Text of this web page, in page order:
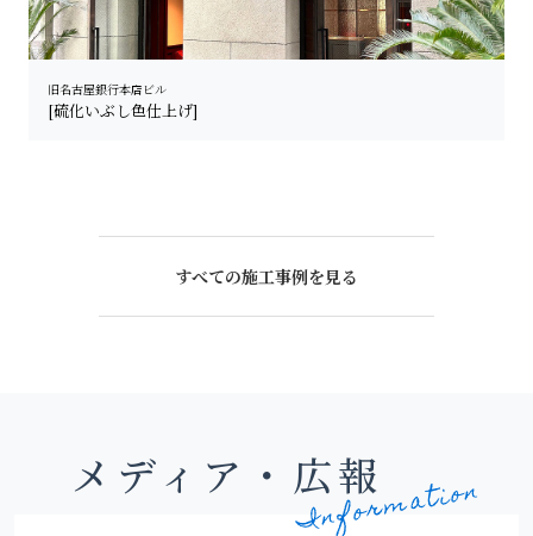
旧名古屋銀行本店ビル
[硫化いぶし色仕上げ]
すべての施工事例を見る
メディア・広報